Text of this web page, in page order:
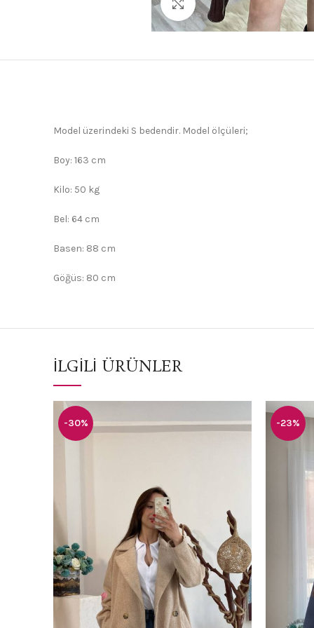
Büyütmek için tıklayın
Model üzerindeki S bedendir. Model ölçüleri;
Boy: 163 cm
Kilo: 50 kg
Bel: 64 cm
Basen: 88 cm
Göğüs: 80 cm
İLGILI ÜRÜNLER
-30% -23%